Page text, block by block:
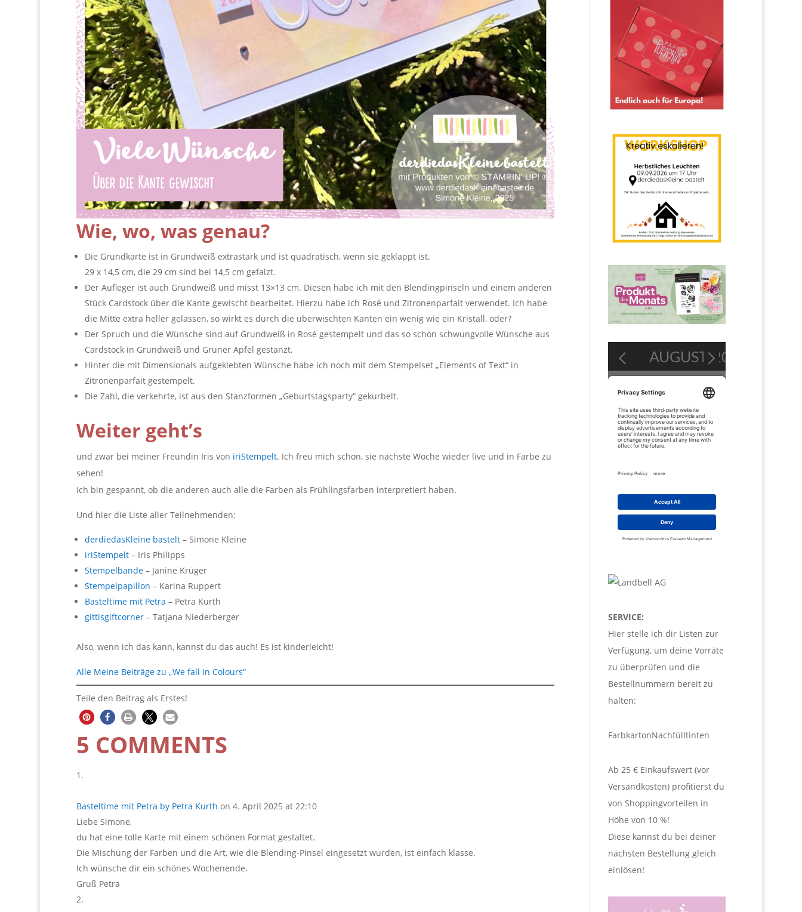
Wie, wo, was genau?
Die Grundkarte ist in Grundweiß extrastark und ist quadratisch, wenn sie geklappt ist.
29 x 14,5 cm, die 29 cm sind bei 14,5 cm gefalzt.
Der Aufleger ist auch Grundweiß und misst 13×13 cm. Diesen habe ich mit den Blendingpinseln und einem anderen
Stück Cardstock über die Kante gewischt bearbeitet. Hierzu habe ich Rosé und Zitronenparfait verwendet. Ich habe
die Mitte extra heller gelassen, so wirkt es durch die überwischten Kanten ein wenig wie ein Kristall, oder?
Der Spruch und die Wünsche sind auf Grundweiß in Rosé gestempelt und das so schön schwungvolle Wünsche aus
Cardstock in Grundweiß und Grüner Apfel gestanzt.
Hinter die mit Dimensionals aufgeklebten Wünsche habe ich noch mit dem Stempelset „Elements of Text“ in
Zitronenparfait gestempelt.
Die Zahl, die verkehrte, ist aus den Stanzformen „Geburtstagsparty“ gekurbelt.
Weiter geht’s
und zwar bei meiner Freundin Iris von iriStempelt. Ich freu mich schon, sie nächste Woche wieder live und in Farbe zu
sehen!
Ich bin gespannt, ob die anderen auch alle die Farben als Frühlingsfarben interpretiert haben.
Und hier die Liste aller Teilnehmenden:
derdiedasKleine bastelt– Simone Kleine
iriStempelt– Iris Philipps
Stempelbande – Janine Krüger
Stempelpapillon – Karina Ruppert
Basteltime mit Petra – Petra Kurth
gittisgiftcorner– Tatjana Niederberger
Also, wenn ich das kann, kannst du das auch! Es ist kinderleicht!
Alle Meine Beiträge zu „We fall in Colours“
Teile den Beitrag als Erstes!
5 COMMENTS
Basteltime mit Petra by Petra Kurth on 4. April 2025 at 22:10
Liebe Simone,
du hat eine tolle Karte mit einem schönen Format gestaltet.
Die Mischung der Farben und die Art, wie die Blending-Pinsel eingesetzt wurden, ist einfach klasse.
Ich wünsche dir ein schönes Wochenende.
Gruß Petra
SERVICE:
Hier stelle ich dir Listen zur
Verfügung, um deine Vorräte
zu überprüfen und die
Bestellnummern bereit zu
halten:
FarbkartonNachfülltinten
Ab 25 € Einkaufswert (vor
Versandkosten) profitierst du
von Shoppingvorteilen in
Höhe von 10 %!
Diese kannst du bei deiner
nächsten Bestellung gleich
einlösen!